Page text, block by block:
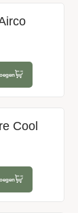
Cool